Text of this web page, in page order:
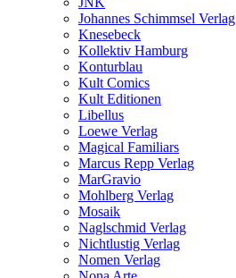
Johannes Schimmsel Verlag
Knesebeck
Kollektiv Hamburg
Konturblau
Kult Comics
Kult Editionen
Libellus
Loewe Verlag
Magical Familiars
Marcus Repp Verlag
MarGravio
Mohlberg Verlag
Mosaik
Naglschmid Verlag
Nichtlustig Verlag
Nomen Verlag